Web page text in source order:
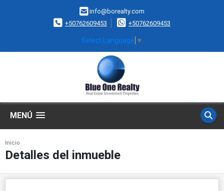
info@borealty.com
+50762609453
+50762609453
Select Language ▼
MENÚ
Inicio
Detalles del inmueble